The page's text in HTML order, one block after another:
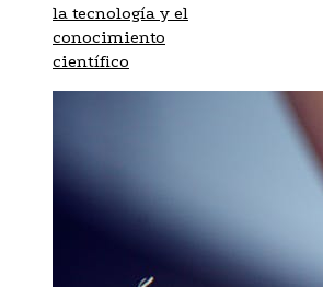
la tecnología y el
conocimiento
científico